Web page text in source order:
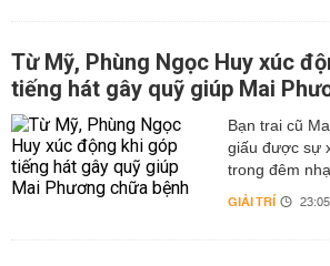
Từ Mỹ, Phùng Ngọc Huy xúc
tiếng hát gây quỹ giúp Mai
Bạn trai cũ
giấu được sự
trong đêm
GIẢI TRÍ